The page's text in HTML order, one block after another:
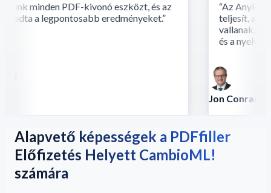
minden PDF-kivonó eszközt, és az
adta a legpontosabb eredményeket.”
Az
teljesít, ahol
vallanak. A
és a nyelv
Jon Conradt
Alapvető képességek a PDFfiller
Előfizetés Helyett CambioML!
számára